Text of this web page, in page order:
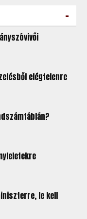
-
elégtelenre
le kell